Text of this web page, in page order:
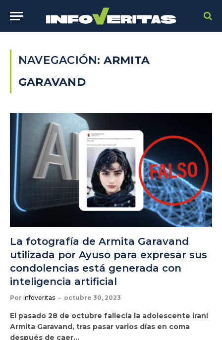
NAVEGACIÓN: ARMITA
GARAVAND
La fotografía de Armita Garavand
utilizada por Ayuso para expresar sus
condolencias está generada con
inteligencia artificial
Por Infoveritas octubre 30, 2023
El pasado 28 de octubre fallecía la adolescente iraní
Armita Garavand, tras pasar varios días en coma
después de caer…